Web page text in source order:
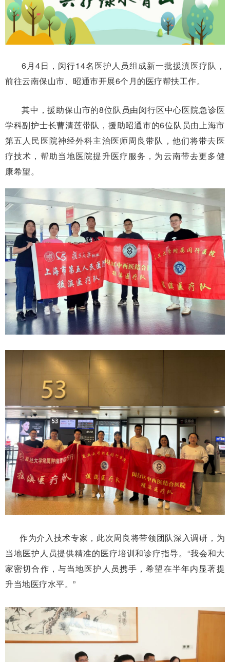
6月4日，闵行14名医护人员组成新一批援滇医疗队，
前往云南保山市、昭通市开展6个月的医疗帮扶工作。
其中，援助保山市的8位队员由闵行区中心医院急诊医
学科副护士长曹清莲带队，援助昭通市的6位队员由上海市
第五人民医院神经外科主治医师周良带队，他们将带去医
疗技术，帮助当地医院提升医疗服务，为云南带去更多健
康希望。
作为介入技术专家，此次周良将带领团队深入调研，为
当地医护人员提供精准的医疗培训和诊疗指导。“我会和大
家密切合作，与当地医护人员携手，希望在半年内显著提
升当地医疗水平。”